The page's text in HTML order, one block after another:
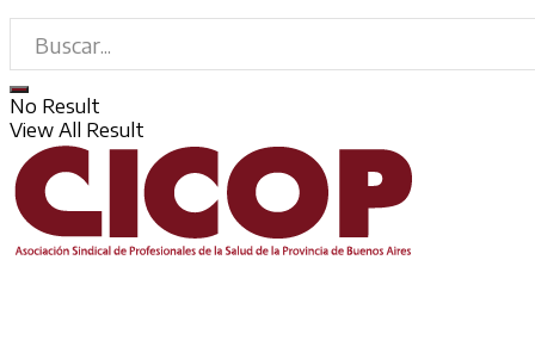
No Result
View All Result